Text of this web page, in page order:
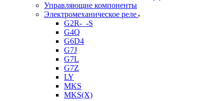
Управляющие компоненты
Электромеханическое реле
G2R-_-S
G4Q
G6D4
G7J
G7L
G7Z
LY
MKS
MKS(X)